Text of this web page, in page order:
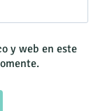
y web en este